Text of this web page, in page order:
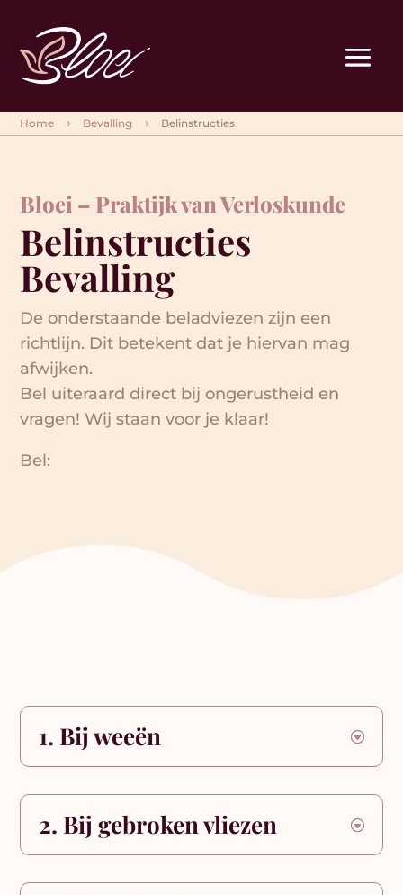
Home 5 Bevalling 5 Belinstructies
Bloei – Praktijk van Verloskunde
Belinstructies
Bevalling
De onderstaande beladviezen zijn een
richtlijn. Dit betekent dat je hiervan mag
afwijken.
Bel uiteraard direct bij ongerustheid en
vragen! Wij staan voor je klaar!
Bel:
1. Bij weeën
2. Bij gebroken vliezen